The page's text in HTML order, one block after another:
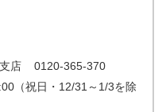
支店
0120-365-370
（祝日・12/31～1/3を除